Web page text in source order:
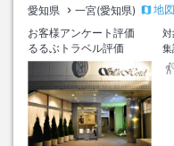
愛知県 一宮(愛知県)
地図
お客様アンケート評価
るるぶトラベル評価
集